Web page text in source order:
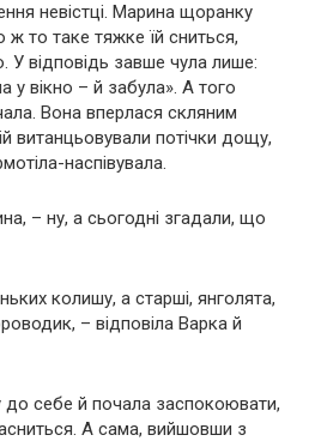
невістці. Марина щоранку
то таке тяжке їй сниться,
відповідь завше чула лише:
у вікно – й забула». А того
Вона впeрлася скляним
витанцьовували потічки дощу,
наспівувала.
– ну, а сьогодні згадали, що
колишу, а старші, янголята,
– відповіла Варка й
до себе й почала заспокоювати,
А сама, вийшовши з